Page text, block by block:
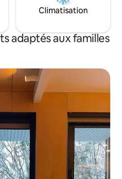
Climatisation
adaptés aux familles